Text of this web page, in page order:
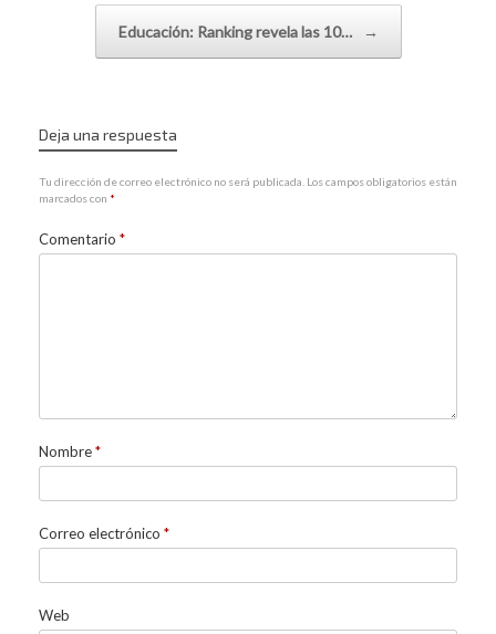
Educación: Ranking revela las 10… →
Deja una respuesta
Tu dirección de correo electrónico no será publicada. Los campos obligatorios están
marcados con *
Comentario *
Nombre*
Correo electrónico *
Web